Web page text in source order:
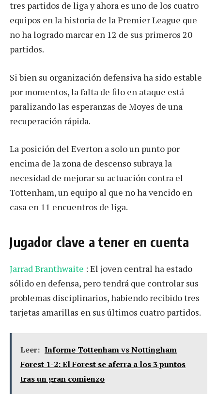
tres partidos de liga y ahora es uno de los cuatro
equipos en la historia de la Premier League que
no ha logrado marcar en 12 de sus primeros 20
partidos.
Si bien su organización defensiva ha sido estable
por momentos, la falta de filo en ataque está
paralizando las esperanzas de Moyes de una
recuperación rápida.
La posición del Everton a solo un punto por
encima de la zona de descenso subraya la
necesidad de mejorar su actuación contra el
Tottenham, un equipo al que no ha vencido en
casa en 11 encuentros de liga.
Jugador clave a tener en cuenta
Jarrad Branthwaite : El joven central ha estado
sólido en defensa, pero tendrá que controlar sus
problemas disciplinarios, habiendo recibido tres
tarjetas amarillas en sus últimos cuatro partidos.
Leer: Informe Tottenham vs Nottingham
Forest 1-2: El Forest se aferra a los 3 puntos
tras un gran comienzo